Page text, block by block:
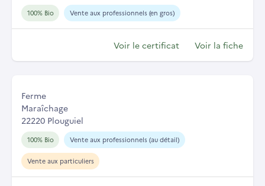
100% Bio Vente aux professionnels (en gros)
Voir le certificat Voir la fiche
Ferme
Maraîchage
22220 Plouguiel
100% Bio Vente aux professionnels (au détail)
Vente aux particuliers